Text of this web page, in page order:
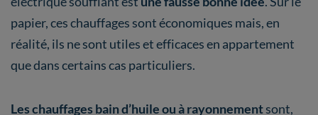
papier, ces chauffages sont économiques mais, en
réalité, ils ne sont utiles et efficaces en appartement
que dans certains cas particuliers.
Les chauffages bain d’huile ou à rayonnementsont,